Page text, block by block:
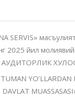
SERVIS»
2025 йил
АУДИТОРЛИК
YO’LLARDAN
DAVLAT